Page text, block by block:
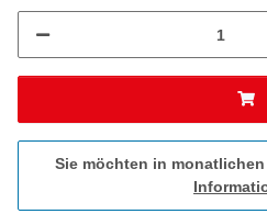
Sie möchten in